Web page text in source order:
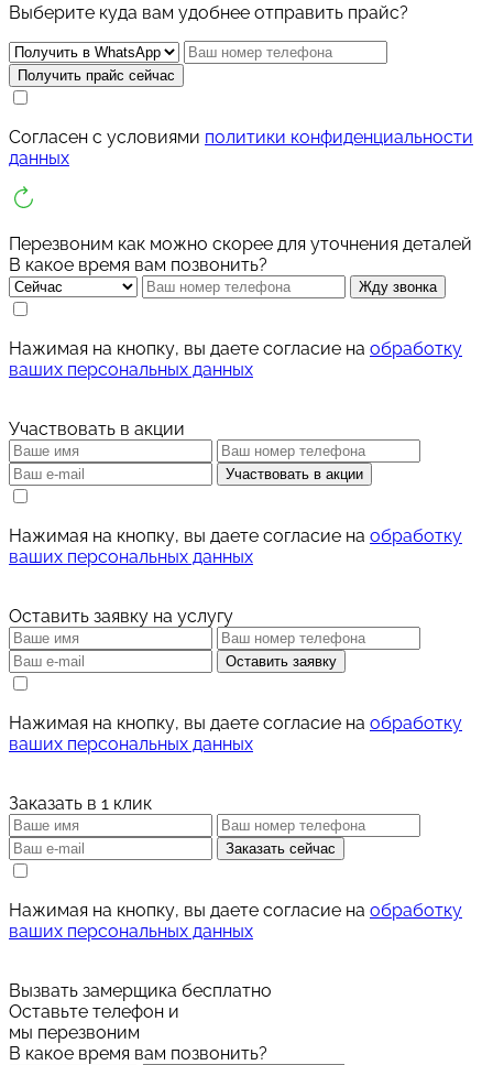
Услуги
для B2B
Таргет ВК
Контакты
Вакансии
Выберите куда вам удобнее отправить прайс?
Получить прайс сейчас
Cогласен с условиями политики конфиденциальности
данных
Перезвоним как можно скорее для уточнения деталей
В какое время вам позвонить?
Жду звонка
Нажимая на кнопку, вы даете согласие на обработку
ваших персональных данных
Участвовать в акции
Участвовать в акции
Нажимая на кнопку, вы даете согласие на обработку
ваших персональных данных
Оставить заявку на услугу
Оставить заявку
Нажимая на кнопку, вы даете согласие на обработку
ваших персональных данных
Заказать в 1 клик
Заказать сейчас
Нажимая на кнопку, вы даете согласие на обработку
ваших персональных данных
Вызвать замерщика бесплатно
Оставьте телефон и
мы перезвоним
В какое время вам позвонить?